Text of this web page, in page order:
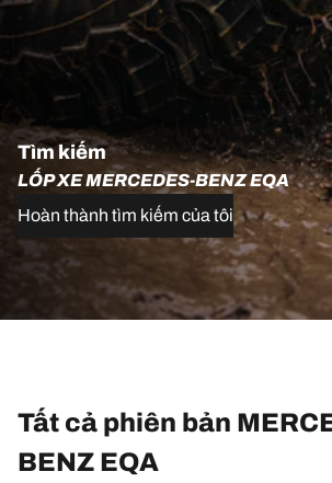
Tìm kiếm
LỐP XE MERCEDES-BENZ EQA
Hoàn thành tìm kiếm của tôi
Tất cả phiên bản
BENZ EQA